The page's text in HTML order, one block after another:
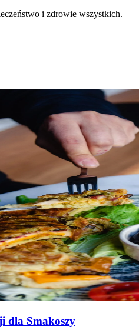
i zdrowie wszystkich.
dla Smakoszy